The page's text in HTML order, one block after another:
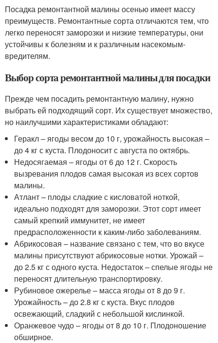
Посадка ремонтантной малины осенью имеет массу
преимуществ. Ремонтантные сорта отличаются тем, что
легко переносят заморозки и низкие температуры, они
устойчивы к болезням и к различным насекомым-
вредителям.
Выбор сорта ремонтантной малины для посадки
Прежде чем посадить ремонтантную малину, нужно
выбрать ей подходящий сорт. Их существует множество,
но наилучшими характеристиками обладают:
Геракл – ягоды весом до 10 г, урожайность высокая –
до 4 кг с куста. Плодоносит с августа по октябрь.
Недосягаемая – ягоды от 6 до 12 г. Скорость
вызревания плодов самая высокая из всех сортов
малины.
Атлант – плоды сладкие с кисловатой ноткой,
идеально подходят для заморозки. Этот сорт имеет
самый крепкий иммунитет, не имеет
предрасположенности к каким-либо заболеваниям.
Абрикосовая – название связано с тем, что во вкусе
малины присутствуют абрикосовые нотки. Урожай –
до 2.5 кг с одного куста. Недостаток – спелые ягоды не
переносят длительную транспортировку.
Рубиновое ожерелье – масса ягоды от 8 до 9 г.
Урожайность – до 2.8 кг с куста. Вкус плодов
освежающий, сладкий с небольшой кислинкой.
Оранжевое чудо – ягоды от 8 до 10 г. Плодоношение
обширное.